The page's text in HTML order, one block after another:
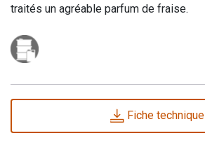
traités un agréable parfum de fraise.
Fiche technique